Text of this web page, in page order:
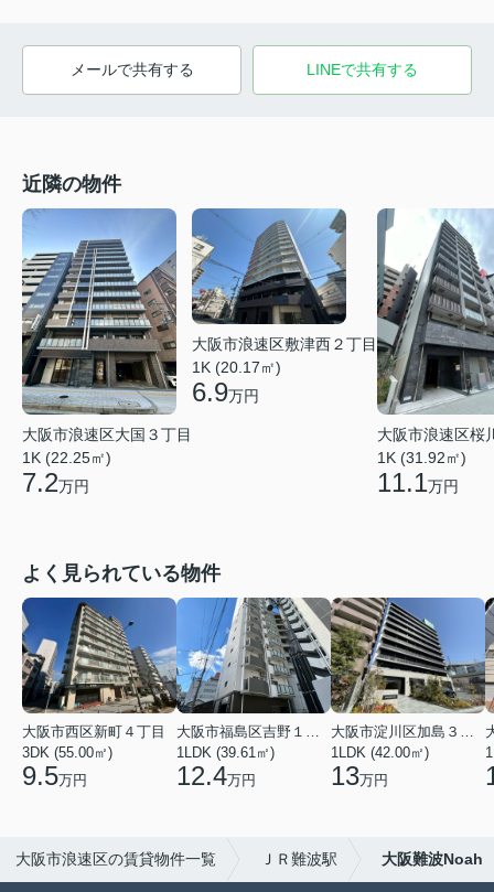
メールで共有する LINEで共有する
近隣の物件
大阪市浪速区大国３丁目
1K (22.25㎡)
7.2万円
大阪市浪速区敷津西２丁目
1K (20.17㎡)
6.9万円
大阪市浪速区桜
1K (31.92㎡)
11.1万円
よく見られている物件
大阪市西区新町４丁目
3DK (55.00㎡)
9.5万円
1LDK (39.61㎡)
12.4万円
1LDK (42.00㎡)
13万円
大阪市浪速区の賃貸物件一覧 ＪＲ難波駅 大阪難波Noah